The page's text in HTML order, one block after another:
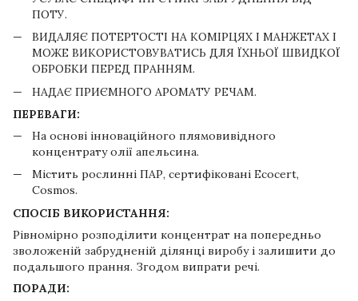
ПОТУ.
ВИДАЛЯЄ ПОТЕРТОСТІ НА КОМІРЦЯХ І МАНЖЕТАХ І
МОЖЕ ВИКОРИСТОВУВАТИСЬ ДЛЯ ЇХНЬОЇ ШВИДКОЇ
ОБРОБКИ ПЕРЕД ПРАННЯМ.
НАДАЄ ПРИЄМНОГО АРОМАТУ РЕЧАМ.
ПЕРЕВАГИ:
На основі інноваційного плямовивідного
концентрату олії апельсина.
Містить рослинні ПАР, сертифіковані Ecocert,
Cosmos.
СПОСІБ ВИКОРИСТАННЯ:
Рівномірно розподілити концентрат на попередньо
зволоженій забрудненій ділянці виробу і залишити до
подальшого прання. Згодом випрати речі.
ПОРАДИ: